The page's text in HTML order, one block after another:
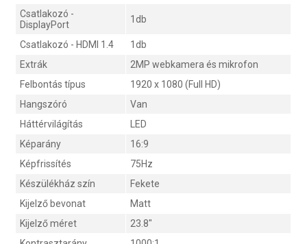
Csatlakozó -
DisplayPort
1db
Csatlakozó - HDMI 1.4
1db
Extrák
2MP webkamera és mikrofon
Felbontás típus
1920 x 1080 (Full HD)
Hangszóró
Van
Háttérvilágítás
LED
Képarány
16:9
Képfrissítés
75Hz
Készülékház szín
Fekete
Kijelző bevonat
Matt
Kijelző méret
23.8"